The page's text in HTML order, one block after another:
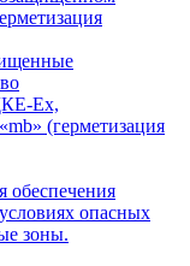
Ех,
(герметизация
обеспечения
опасных
зоны.